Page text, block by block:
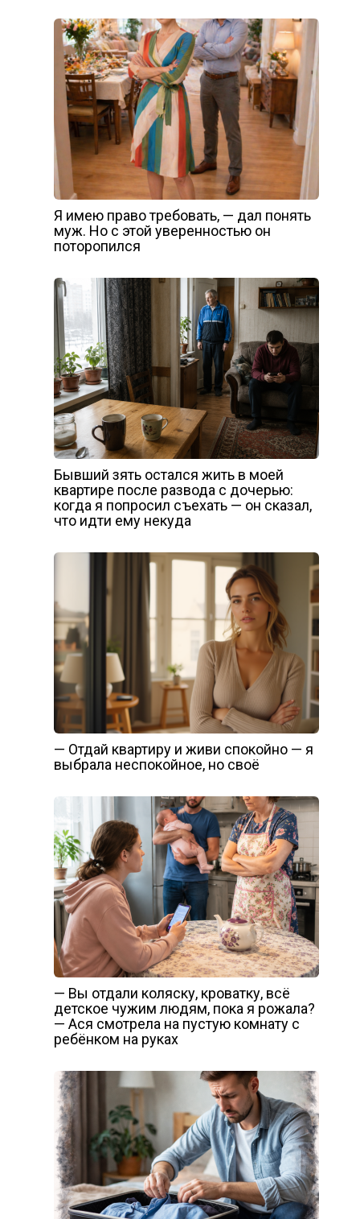
Я имею право требовать, — дал понять
муж. Но с этой уверенностью он
поторопился
Бывший зять остался жить в моей
квартире после развода с дочерью:
когда я попросил съехать — он сказал,
что идти ему некуда
— Отдай квартиру и живи спокойно — я
выбрала неспокойное, но своё
— Вы отдали коляску, кроватку, всё
детское чужим людям, пока я рожала?
— Ася смотрела на пустую комнату с
ребёнком на руках